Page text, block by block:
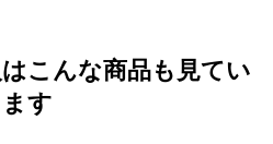
こんな商品も見てい
ます